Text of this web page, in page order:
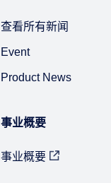
查看所有新闻
Event
Product News
事业概要
事业概要